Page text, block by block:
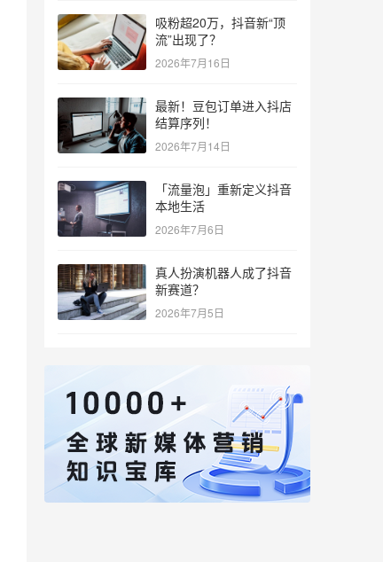
吸粉超20万，抖音新“顶
流”出现了？
2026年7月16日
最新！豆包订单进入抖店
结算序列！
2026年7月14日
「流量泡」重新定义抖音
本地生活
2026年7月6日
真人扮演机器人成了抖音
新赛道？
2026年7月5日